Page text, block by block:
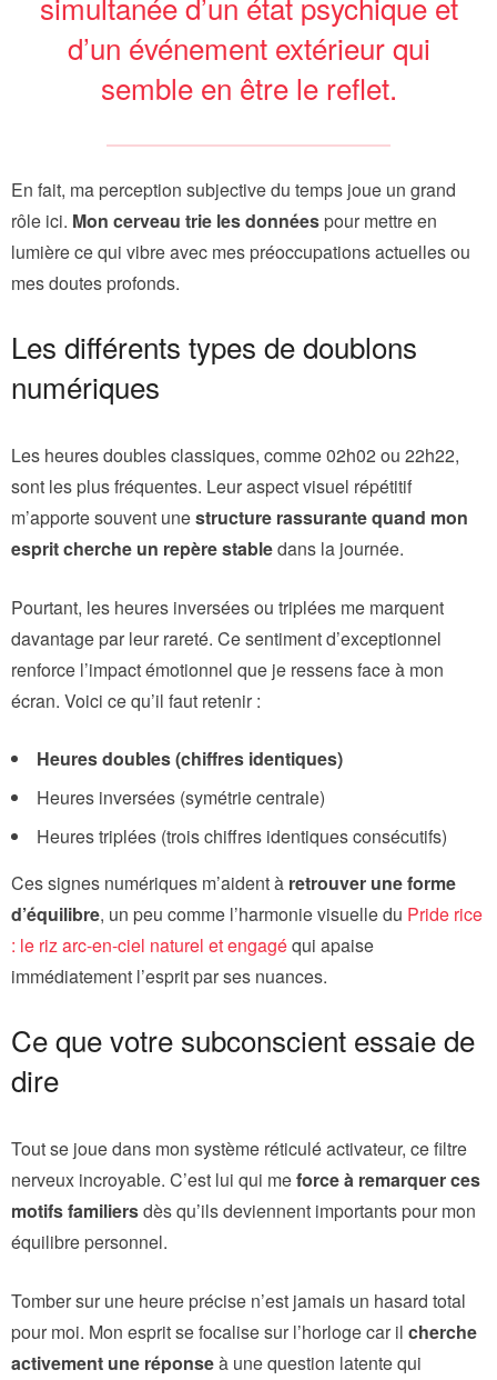
d’un événement extérieur qui
semble en être le reflet.
En fait, ma perception subjective du temps joue un grand
rôle ici. Mon cerveau trie les données pour mettre en
lumière ce qui vibre avec mes préoccupations actuelles ou
mes doutes profonds.
Les différents types de doublons
numériques
Les heures doubles classiques, comme 02h02 ou 22h22,
sont les plus fréquentes. Leur aspect visuel répétitif
m’apporte souvent unestructure rassurante quand mon
esprit cherche un repère stabledans la journée.
Pourtant, les heures inversées ou triplées me marquent
davantage par leur rareté. Ce sentiment d’exceptionnel
renforce l’impact émotionnel que je ressens face à mon
écran. Voici ce qu’il faut retenir :
Heures doubles (chiffres identiques)
Heures inversées (symétrie centrale)
Heures triplées (trois chiffres identiques consécutifs)
Ces signes numériques m’aident à retrouver une forme
d’équilibre, un peu comme l’harmonie visuelle du Pride rice
: le riz arc-en-ciel naturel et engagéqui apaise
immédiatement l’esprit par ses nuances.
Ce que votre subconscient essaie de
dire
Tout se joue dans mon système réticulé activateur, ce filtre
nerveux incroyable. C’est lui qui meforce à remarquer ces
motifs familiersdès qu’ils deviennent importants pour mon
équilibre personnel.
Tomber sur une heure précise n’est jamais un hasard total
pour moi. Mon esprit se focalise sur l’horloge car il cherche
activement une réponseà une question latente qui